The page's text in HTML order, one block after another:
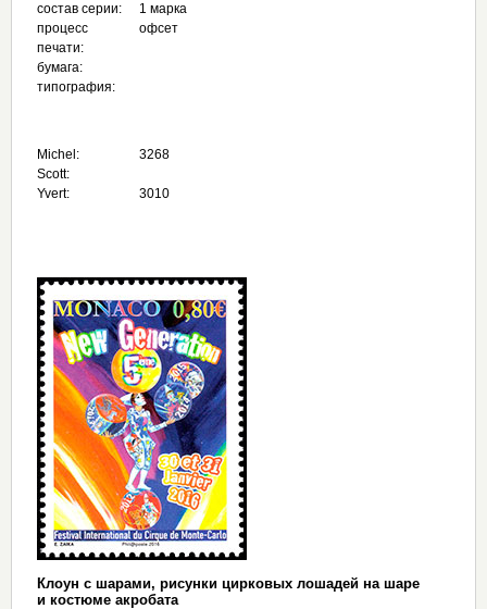
состав серии:
процесс
печати:
бумага:
типография:
1 марка
офсет
Michel:
Scott:
Yvert:
3268
3010
Клоун с шарами, рисунки цирковых лошадей на шаре
и костюме акробата